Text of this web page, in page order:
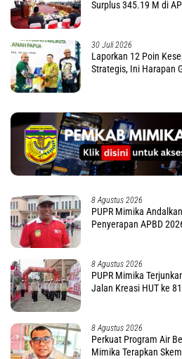
Surplus 345.19 M di
30 Juli 2026
Laporkan 12 Poin
Strategis, Ini Harapan
8 Agustus 2026
PUPR Mimika
Penyerapan APBD
8 Agustus 2026
PUPR Mimika
Jalan Kreasi HUT ke
8 Agustus 2026
Perkuat Program Air
Mimika Terapkan